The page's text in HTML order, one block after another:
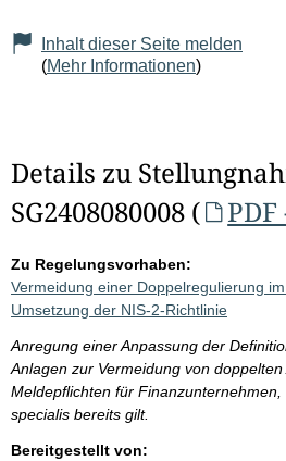
Inhalt dieser Seite melden
(Mehr Informationen)
Details zu
SG2408080008 (
Zu Regelungsvorhaben:
Vermeidung einer Doppelregulierung
Umsetzung der NIS-2-Richtlinie
Anregung einer Anpassung der
Anlagen zur Vermeidung von
Meldepflichten für Finanzunternehmen,
specialis bereits gilt.
Bereitgestellt von: